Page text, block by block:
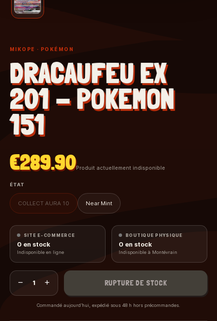
MIKOPE · POKÉMON
DRACAUFEU EX
201 - POKEMON
151
€289.90Produit actuellement indisponible
ÉTAT
COLLECT AURA 10 Near Mint
SITE E-COMMERCE
0 en stock
Indisponible en ligne
BOUTIQUE PHYSIQUE
0 en stock
Indisponible à Montévrain
− 1 + RUPTURE DE STOCK
Commandé aujourd’hui, expédié sous 48 h hors précommandes.